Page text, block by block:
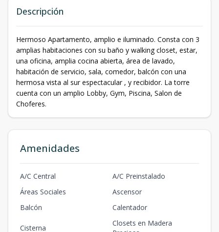
Descripción
Hermoso Apartamento, amplio e iluminado. Consta con 3
amplias habitaciones con su baño y walking closet, estar,
una oficina, amplia cocina abierta, área de lavado,
habitación de servicio, sala, comedor, balcón con una
hermosa vista al sur espectacular , y recibidor. La torre
cuenta con un amplio Lobby, Gym, Piscina, Salon de
Choferes.
Amenidades
A/C Central
A/C Preinstalado
Áreas Sociales
Ascensor
Balcón
Calentador
Cisterna
Closets en Madera